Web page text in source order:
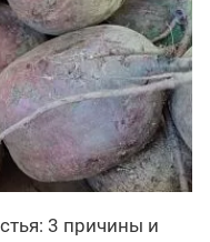
3 причины и